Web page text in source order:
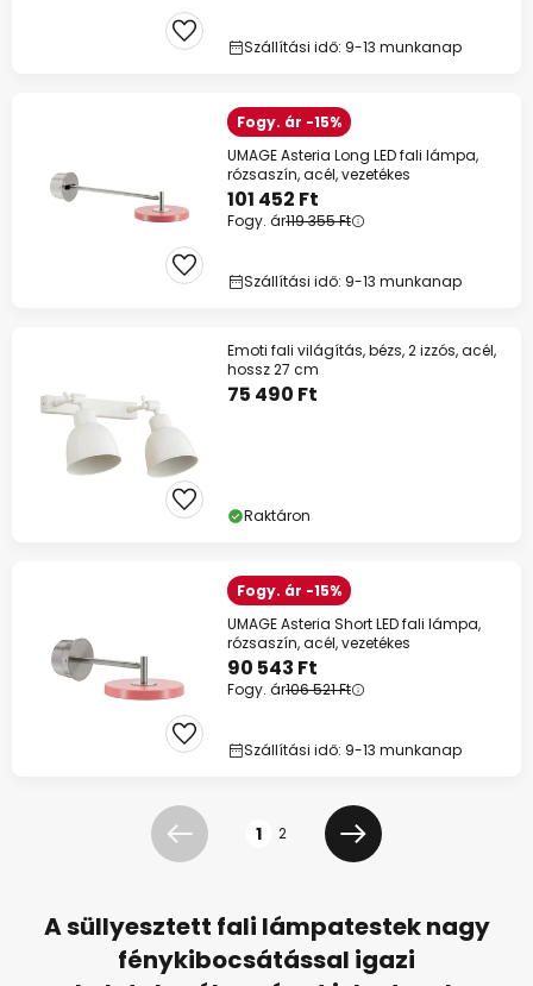
Szállítási idő: 9-13 munkanap
Fogy. ár -15%
UMAGE Asteria Long LED fali lámpa,
rózsaszín, acél, vezetékes
101 452 Ft
Fogy. ár119 355 Ft
Szállítási idő: 9-13 munkanap
Emoti fali világítás, bézs, 2 izzós, acél,
hossz 27 cm
75 490 Ft
Raktáron
Fogy. ár -15%
UMAGE Asteria Short LED fali lámpa,
rózsaszín, acél, vezetékes
90 543 Ft
Fogy. ár106 521 Ft
Szállítási idő: 9-13 munkanap
Előző 1 2
Következő
A süllyesztett fali lámpatestek nagy
fénykibocsátással igazi